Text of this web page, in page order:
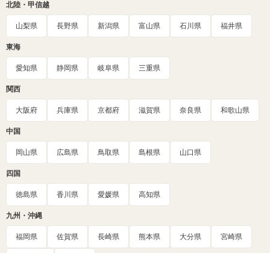
北陸・甲信越
山梨県 長野県 新潟県 富山県 石川県 福井県
東海
愛知県 静岡県 岐阜県 三重県
関西
大阪府 兵庫県 京都府 滋賀県 奈良県 和歌山県
中国
岡山県 広島県 鳥取県 島根県 山口県
四国
徳島県 香川県 愛媛県 高知県
九州・沖縄
福岡県 佐賀県 長崎県 熊本県 大分県 宮崎県